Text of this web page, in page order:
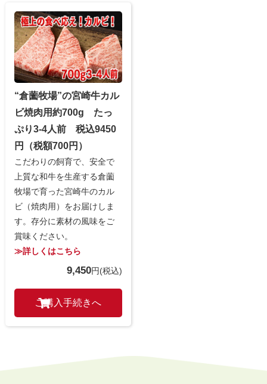
“倉薗牧場”の宮崎牛カル
ビ焼肉用約700g たっ
ぷり3-4人前 税込9450
円（税額700円）
こだわりの飼育で、安全で
上質な和牛を生産する倉薗
牧場で育った宮崎牛のカル
ビ（焼肉用）をお届けしま
す。存分に素材の風味をご
賞味ください。
≫詳しくはこちら
9,450円(税込)